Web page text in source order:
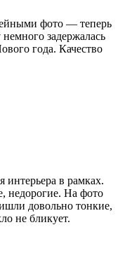
фото — теперь
задержалась
года. Качество
интерьера в рамках.
недорогие. На фото
довольно тонкие,
не бликует.